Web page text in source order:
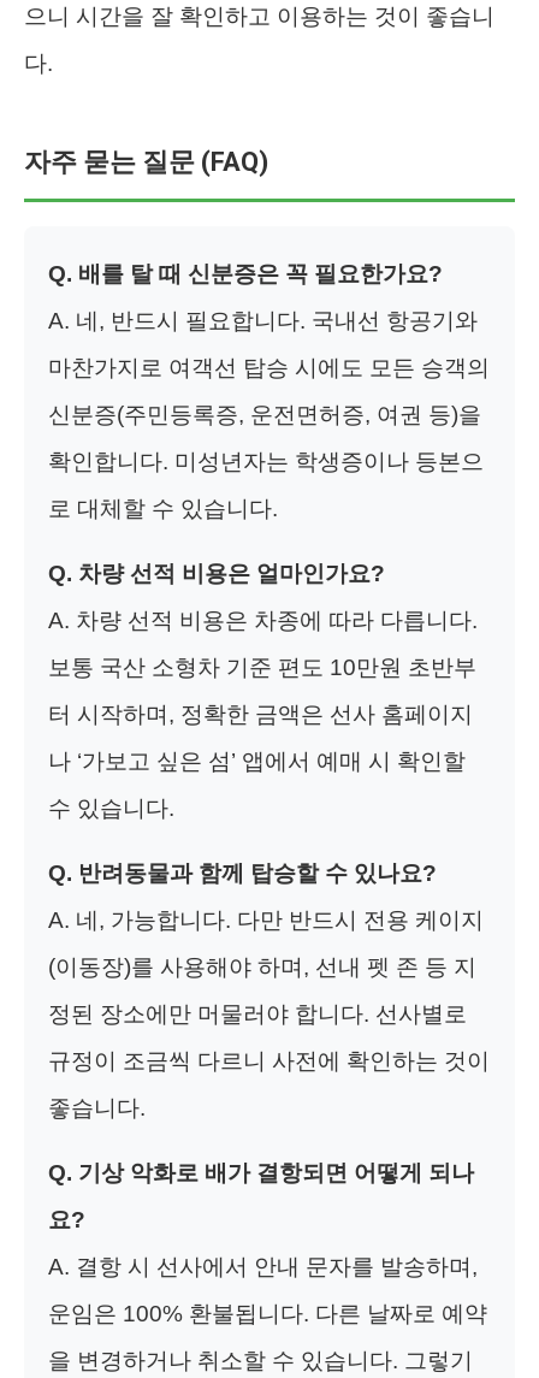
으니 시간을 잘 확인하고 이용하는 것이 좋습니
다.
자주 묻는 질문 (FAQ)
Q. 배를 탈 때 신분증은 꼭 필요한가요?
A. 네, 반드시 필요합니다. 국내선 항공기와
마찬가지로 여객선 탑승 시에도 모든 승객의
신분증(주민등록증, 운전면허증, 여권 등)을
확인합니다. 미성년자는 학생증이나 등본으
로 대체할 수 있습니다.
Q. 차량 선적 비용은 얼마인가요?
A. 차량 선적 비용은 차종에 따라 다릅니다.
보통 국산 소형차 기준 편도 10만원 초반부
터 시작하며, 정확한 금액은 선사 홈페이지
나 ‘가보고 싶은 섬’ 앱에서 예매 시 확인할
수 있습니다.
Q. 반려동물과 함께 탑승할 수 있나요?
A. 네, 가능합니다. 다만 반드시 전용 케이지
(이동장)를 사용해야 하며, 선내 펫 존 등 지
정된 장소에만 머물러야 합니다. 선사별로
규정이 조금씩 다르니 사전에 확인하는 것이
좋습니다.
Q. 기상 악화로 배가 결항되면 어떻게 되나
요?
A. 결항 시 선사에서 안내 문자를 발송하며,
운임은 100% 환불됩니다. 다른 날짜로 예약
을 변경하거나 취소할 수 있습니다. 그렇기